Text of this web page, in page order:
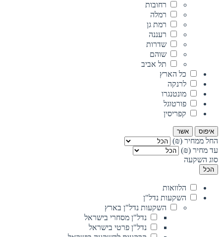
רחובות
רמלה
רמת גן
רעננה
שדרות
שוהם
תל אביב
כל הארץ
לרנקה
מונטנגרו
פורטוגל
קפריסין
איפוס אשר
החל ממחיר (₪)
עד מחיר (₪)
סוג השקעה
הכל
הלוואות
השקעות נדל"ן
השקעות נדל"ן בארץ
נדל"ן מסחרי בישראל
נדל"ן פרטי בישראל